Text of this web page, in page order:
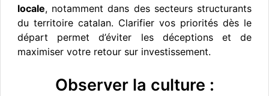
locale, notamment dans des secteurs structurants
du territoire catalan. Clarifier vos priorités dès le
départ permet d’éviter les déceptions et de
maximiser votre retour sur investissement.
Observer la culture :